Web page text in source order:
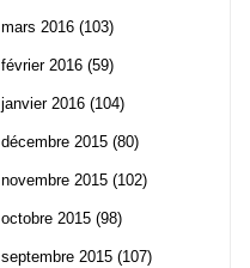
mars 2016 (103)
février 2016 (59)
janvier 2016 (104)
décembre 2015 (80)
novembre 2015 (102)
octobre 2015 (98)
septembre 2015 (107)